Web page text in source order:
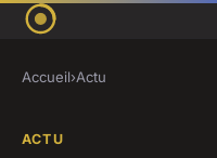
Accueil›Actu
ACTU